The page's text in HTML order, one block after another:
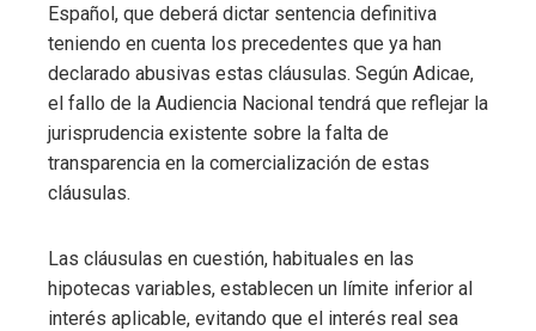
Español, que deberá dictar sentencia definitiva
teniendo en cuenta los precedentes que ya han
declarado abusivas estas cláusulas. Según Adicae,
el fallo de la Audiencia Nacional tendrá que reflejar la
jurisprudencia existente sobre la falta de
transparencia en la comercialización de estas
cláusulas.
Las cláusulas en cuestión, habituales en las
hipotecas variables, establecen un límite inferior al
interés aplicable, evitando que el interés real sea